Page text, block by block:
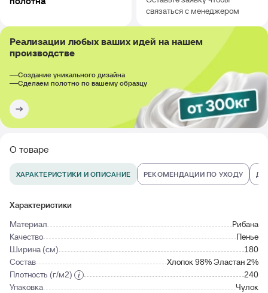
связаться с менеджером
Реализации любых ваших идей на нашем
производстве
Создание уникального дизайна
Сделаем полотно по вашему образцу
О товаре
ХАРАКТЕРИСТИКИ И ОПИСАНИЕ РЕКОМЕНДАЦИИ ПО УХОДУ
Характеристики
Материал
Рибана
Качество
Пенье
Ширина (см)
180
Состав
Хлопок 98% Эластан 2%
Плотность (г/м2)
240
Упаковка
Чулок